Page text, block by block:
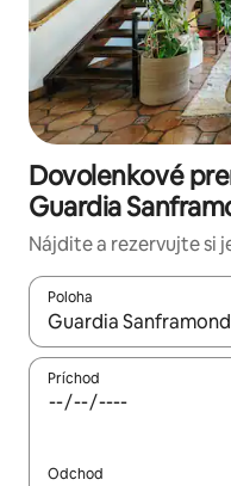
Dovolenkové
Guardia
Nájdite a rezervujte si
Poloha
Keď budú výsledky k
Príchod
Odchod